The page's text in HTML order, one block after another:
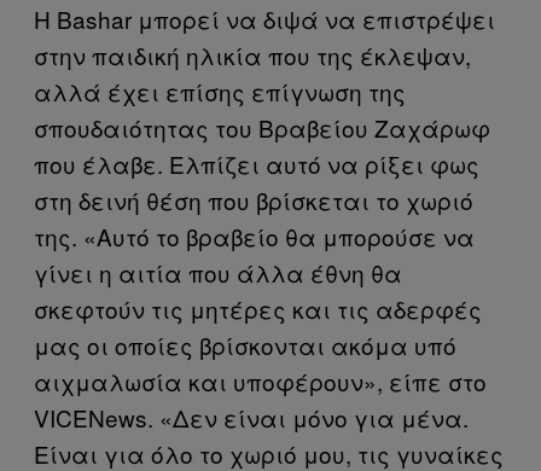
Η Bashar μπορεί να διψά να επιστρέψει
στην παιδική ηλικία που της έκλεψαν,
αλλά έχει επίσης επίγνωση της
σπουδαιότητας του Βραβείου Ζαχάρωφ
που έλαβε. Ελπίζει αυτό να ρίξει φως
στη δεινή θέση που βρίσκεται το χωριό
της. «Αυτό το βραβείο θα μπορούσε να
γίνει η αιτία που άλλα έθνη θα
σκεφτούν τις μητέρες και τις αδερφές
μας οι οποίες βρίσκονται ακόμα υπό
αιχμαλωσία και υποφέρουν», είπε στο
VICENews. «Δεν είναι μόνο για μένα.
Είναι για όλο το χωριό μου, τις γυναίκες